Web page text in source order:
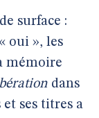
surface :
oui », les
mémoire
dans
ses titres a